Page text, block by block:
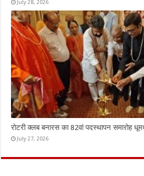
July 28, 2026
रोटरी क्लब बनारस का 82वां पदस्थापन समारोह
July 27, 2026